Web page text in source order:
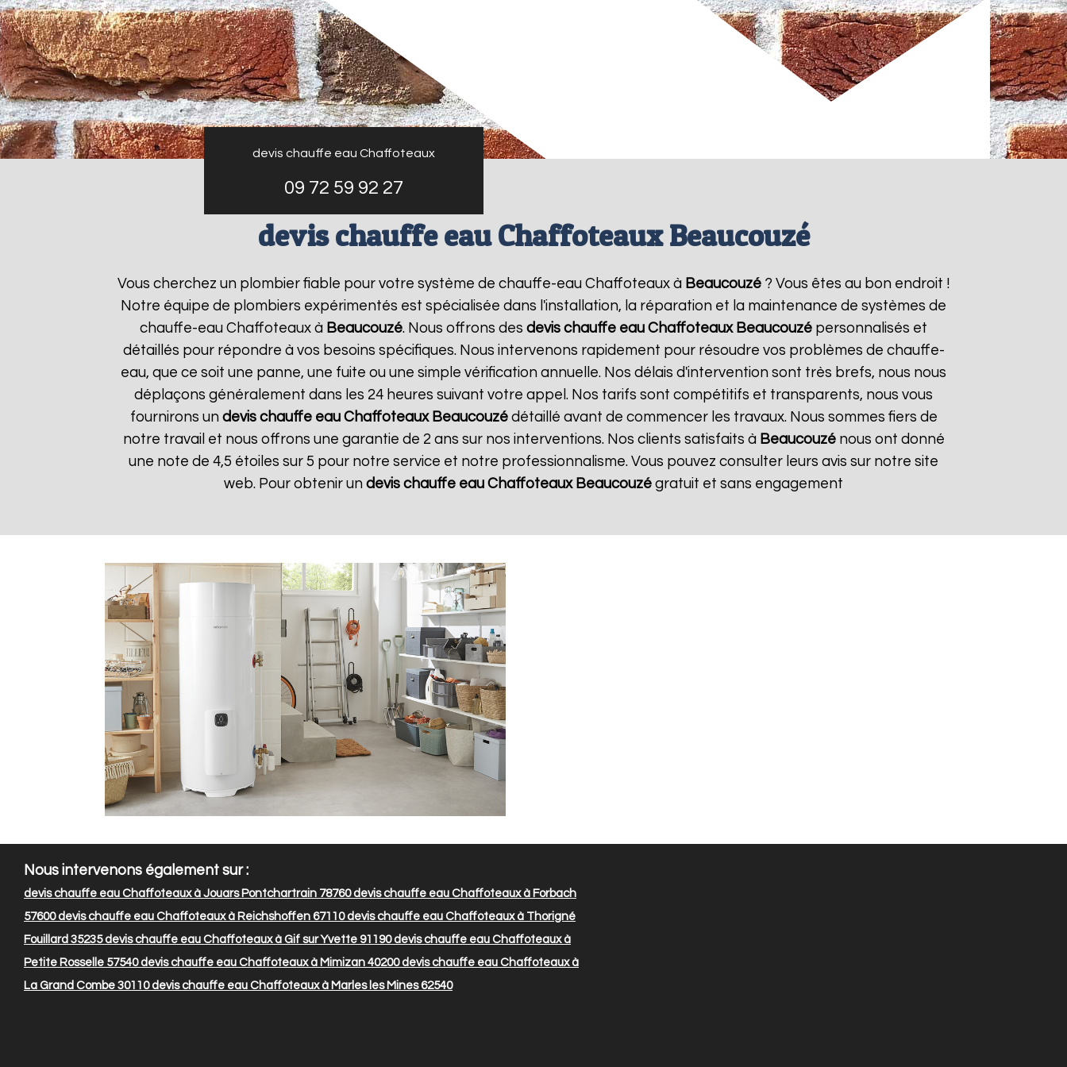
devis chauffe eau Chaffoteaux
09 72 59 92 27
devis chauffe eau Chaffoteaux Beaucouzé
Vous cherchez un plombier fiable pour votre système de chauffe-eau Chaffoteaux à Beaucouzé ? Vous êtes au bon endroit !
Notre équipe de plombiers expérimentés est spécialisée dans l'installation, la réparation et la maintenance de systèmes de
chauffe-eau Chaffoteaux à Beaucouzé. Nous offrons des devis chauffe eau Chaffoteaux Beaucouzé personnalisés et
détaillés pour répondre à vos besoins spécifiques. Nous intervenons rapidement pour résoudre vos problèmes de chauffe-
eau, que ce soit une panne, une fuite ou une simple vérification annuelle. Nos délais d'intervention sont très brefs, nous nous
déplaçons généralement dans les 24 heures suivant votre appel. Nos tarifs sont compétitifs et transparents, nous vous
fournirons un devis chauffe eau Chaffoteaux Beaucouzédétaillé avant de commencer les travaux. Nous sommes fiers de
notre travail et nous offrons une garantie de 2 ans sur nos interventions. Nos clients satisfaits à Beaucouzénous ont donné
une note de 4,5 étoiles sur 5 pour notre service et notre professionnalisme. Vous pouvez consulter leurs avis sur notre site
web. Pour obtenir un devis chauffe eau Chaffoteaux Beaucouzé gratuit et sans engagement
Nous intervenons également sur :
devis chauffe eau Chaffoteaux à Jouars Pontchartrain 78760devis chauffe eau Chaffoteaux à Forbach
57600devis chauffe eau Chaffoteaux à Reichshoffen 67110devis chauffe eau Chaffoteaux à Thorigné
Fouillard 35235devis chauffe eau Chaffoteaux à Gif sur Yvette 91190devis chauffe eau Chaffoteaux à
Petite Rosselle 57540devis chauffe eau Chaffoteaux à Mimizan 40200devis chauffe eau Chaffoteaux à
La Grand Combe 30110devis chauffe eau Chaffoteaux à Marles les Mines 62540